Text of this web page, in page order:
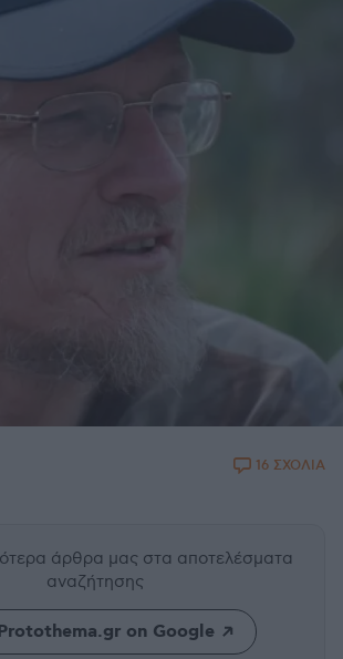
16 ΣΧΟΛΙΑ
άρθρα μας στα αποτελέσματα
αναζήτησης
on Google